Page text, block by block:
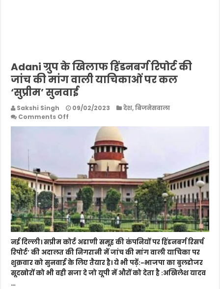
Adani ग्रुप के खिलाफ हिंडनबर्ग रिपोर्ट की
जांच की मांग वाली याचिकाओं पर कल
‘सुप्रीम’ सुनवाई
Sakshi Singh 09/02/2023 देश,बिजनेसवाला
Comments Off
Adani
हिंडनबर्ग
की
जांच
की
मांग
वाली
याचिकाओं
पर
कल
‘सुप्रीम’
सुनवाई
नई दिल्ली। सप्रीम कोर्ट अडाणी समूह की कंपनियों पर हिंडनबर्ग रिसर्च
रिपोर्ट’ की अदालत की निगरानी में जांच की मांग वाली याचिका पर
शुक्रवार को सुनवाई के लिए तैयार है। ये भी पढ़ें:-भाजपा का बुलडोजर
सूदखोरों को भी वही सजा दे जो यूपी में औरों को देता है :अखिलेश यादव
…